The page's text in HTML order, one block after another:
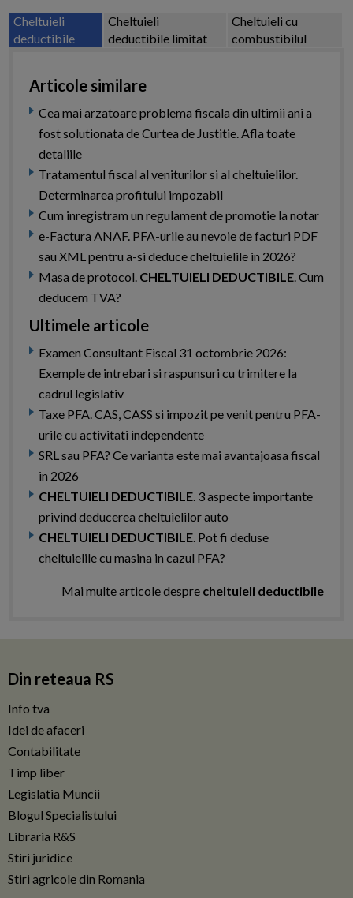
Cheltuieli
deductibile
Cheltuieli
deductibile limitat
Cheltuieli cu
combustibilul
Articole similare
Cea mai arzatoare problema fiscala din ultimii ani a
fost solutionata de Curtea de Justitie. Afla toate
detaliile
Tratamentul fiscal al veniturilor si al cheltuielilor.
Determinarea profitului impozabil
Cum inregistram un regulament de promotie la notar
e-Factura ANAF. PFA-urile au nevoie de facturi PDF
sau XML pentru a-si deduce cheltuielile in 2026?
Masa de protocol. CHELTUIELI DEDUCTIBILE. Cum
deducem TVA?
Ultimele articole
Examen Consultant Fiscal 31 octombrie 2026:
Exemple de intrebari si raspunsuri cu trimitere la
cadrul legislativ
Taxe PFA. CAS, CASS si impozit pe venit pentru PFA-
urile cu activitati independente
SRL sau PFA? Ce varianta este mai avantajoasa fiscal
in 2026
CHELTUIELI DEDUCTIBILE. 3 aspecte importante
privind deducerea cheltuielilor auto
CHELTUIELI DEDUCTIBILE. Pot fi deduse
cheltuielile cu masina in cazul PFA?
Mai multe articole despre cheltuieli deductibile
Din reteaua RS
Info tva
Idei de afaceri
Contabilitate
Timp liber
Legislatia Muncii
Blogul Specialistului
Libraria R&S
Stiri juridice
Stiri agricole din Romania